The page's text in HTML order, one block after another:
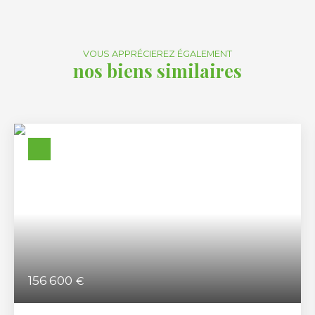
VOUS APPRÉCIEREZ ÉGALEMENT
nos biens similaires
156 600 €